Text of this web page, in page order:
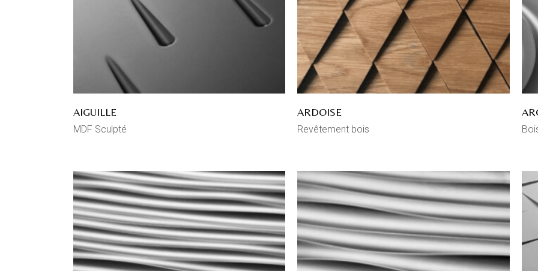
AIGUILLE
MDF Sculpté
ARDOISE
Revêtement bois